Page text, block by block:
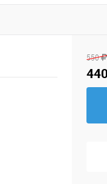
550
440